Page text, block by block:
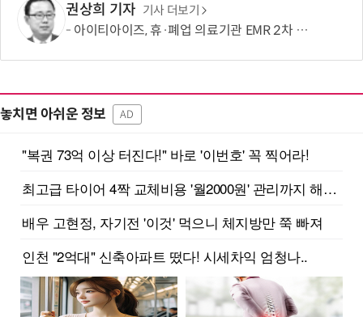
권상희 기자 기사 더보기
아이티아이즈, 휴·폐업 의료기관 EMR 2차 확산사업 연속 수주…국가 의료데이터 플랫폼 경쟁력 강화
놓치면 아쉬운 정보 AD